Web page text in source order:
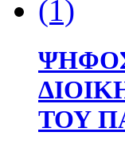
ΤΟΥ